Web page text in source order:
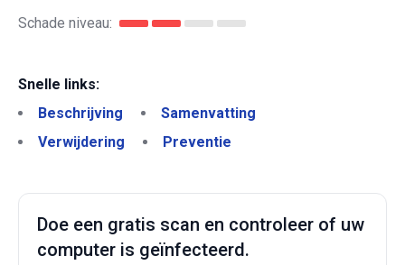
Schade niveau:
Snelle links:
Beschrijving
Samenvatting
Verwijdering
Preventie
Doe een gratis scan en controleer of uw
computer is geïnfecteerd.